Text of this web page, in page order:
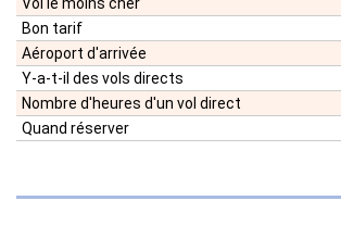
Bon tarif
Aéroport d'arrivée
Y-a-t-il des vols directs
Nombre d'heures d'un vol direct
Quand réserver